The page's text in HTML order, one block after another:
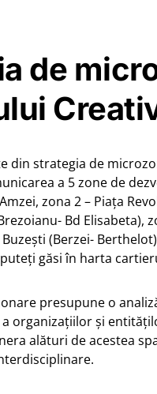
de
din strategia de
a 5 zone de
zona 2 – Piața
Bd Elisabeta),
(Berzei-
găsi în harta
presupune o
organizațiilor și
alături de acestea